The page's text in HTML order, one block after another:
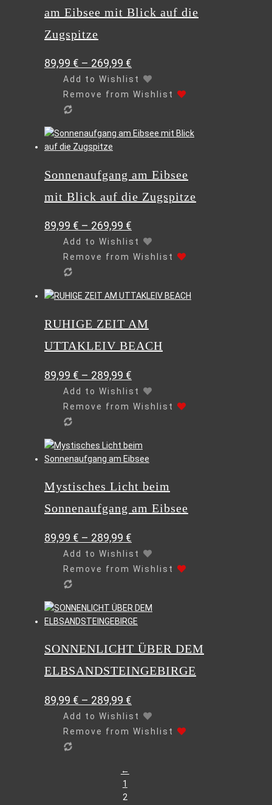
auf.
Die
Optionen
auf
Produktseite
gewählt
am Eibsee mit Blick auf die
Zugspitze
89,99 € – 269,99 €
Add to Wishlist
Remove from Wishlist
Dieses
Produkt
mehrere
auf.
Optionen
können
Produktseite
gewählt
Sonnenaufgang am Eibsee
mit Blick auf die Zugspitze
89,99 € – 269,99 €
Add to Wishlist
Remove from Wishlist
Dieses
weist
Varianten
Die
Optionen
können
Produktseite
gewählt
RUHIGE ZEIT AM
UTTAKLEIV BEACH
89,99 € – 289,99 €
Add to Wishlist
Remove from Wishlist
Dieses
Produkt
mehrere
auf.
Optionen
können
Produktseite
gewählt
werden
Mystisches Licht beim
Sonnenaufgang am Eibsee
89,99 € – 289,99 €
Add to Wishlist
Remove from Wishlist
Dieses
Produkt
mehrere
auf.
Optionen
können
Produktseite
SONNENLICHT ÜBER DEM
ELBSANDSTEINGEBIRGE
89,99 € – 289,99 €
Add to Wishlist
Remove from Wishlist
←
1
2